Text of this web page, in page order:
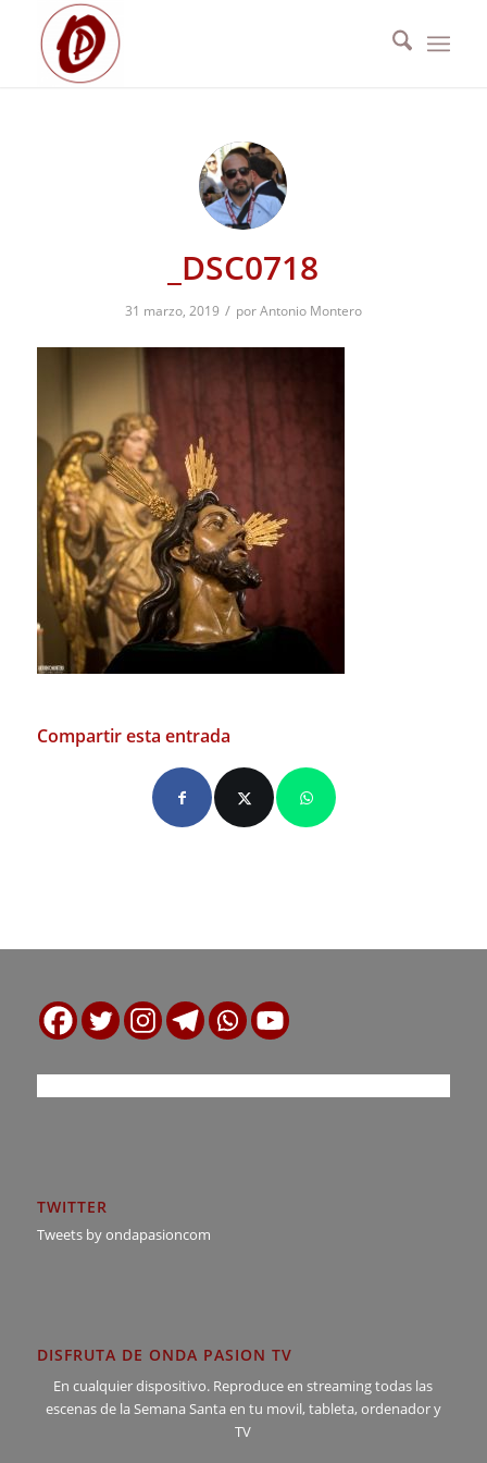
_DSC0718
31 marzo, 2019 / porAntonio Montero
Compartir esta entrada
TWITTER
Tweets by ondapasioncom
DISFRUTA DE ONDA PASION TV
En cualquier dispositivo. Reproduce en streaming todas las
escenas de la Semana Santa en tu movil, tableta, ordenador y
TV